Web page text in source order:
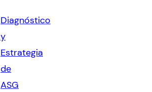
Diagnóstico
y
Estrategia
de
ASG